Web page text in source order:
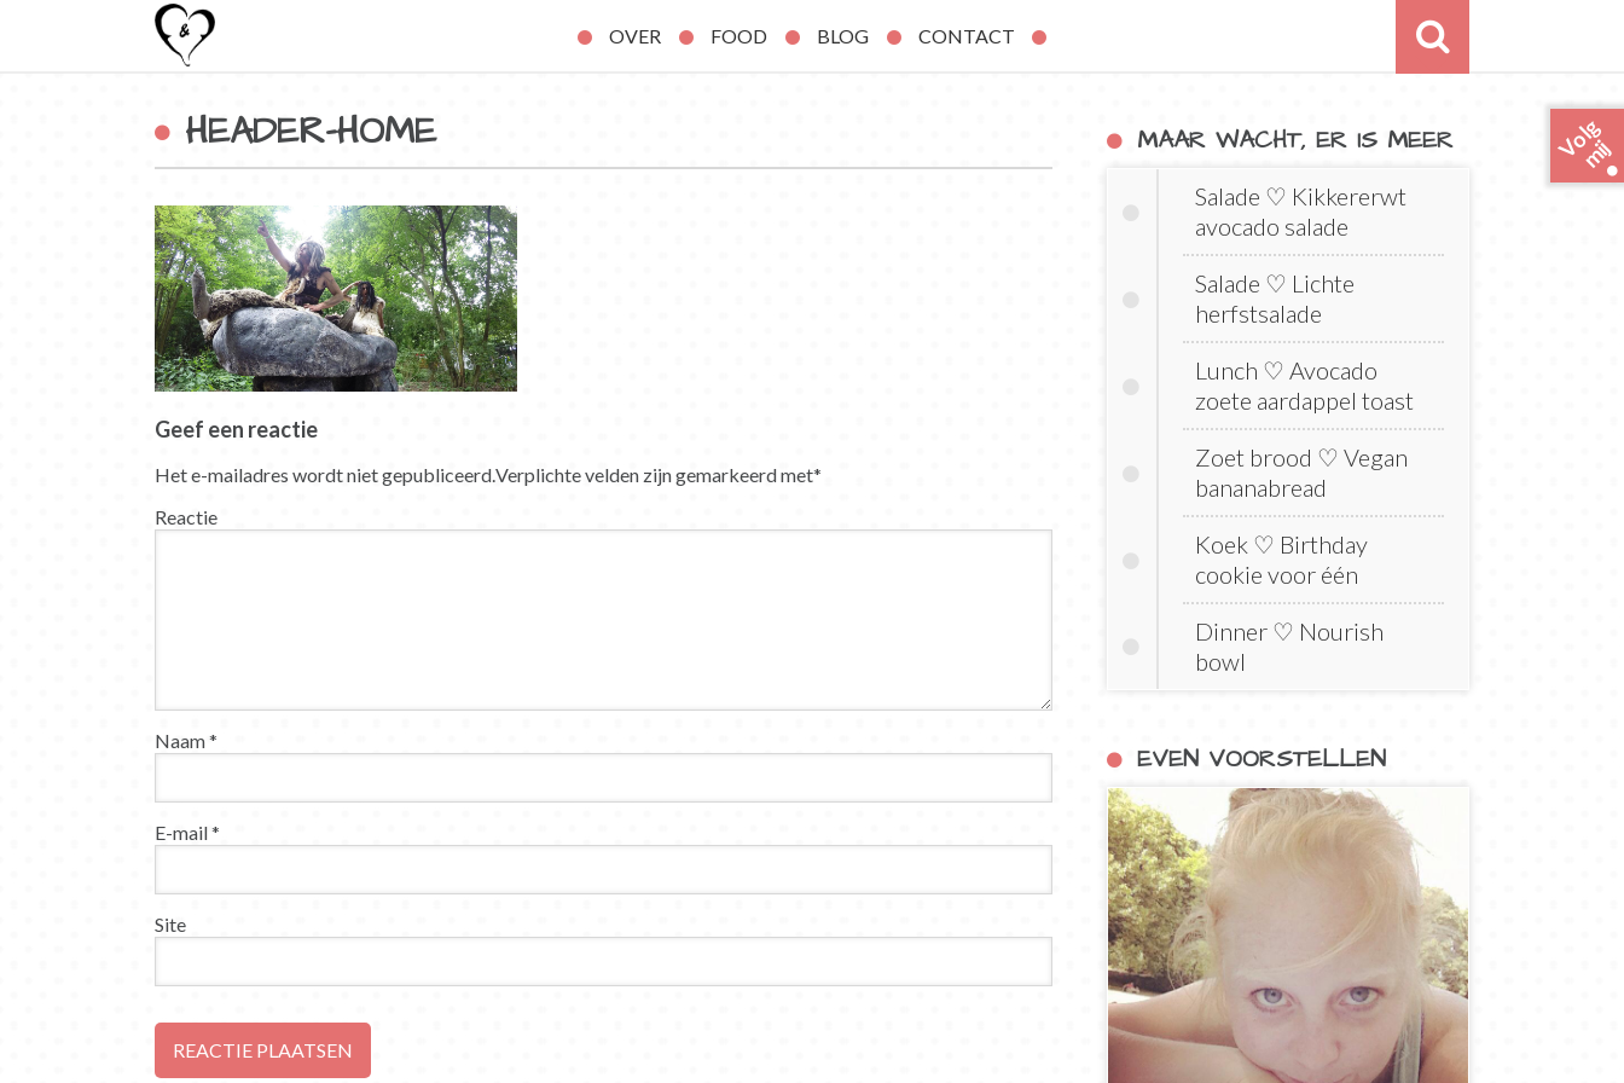
OVER FOOD BLOG CONTACT
V
o
l
g
m
i
j
HEADER-HOME
Geef een reactie
Het e-mailadres wordt niet gepubliceerd.Verplichte velden zijn gemarkeerd met*
Reactie
Naam*
E-mail*
Site
MAAR WACHT, ER IS MEER
Salade ♡ Kikkererwt
avocado salade
Salade ♡ Lichte
herfstsalade
Lunch ♡ Avocado
zoete aardappel toast
Zoet brood ♡ Vegan
bananabread
Koek ♡ Birthday
cookie voor één
Dinner ♡ Nourish
bowl
EVEN VOORSTELLEN